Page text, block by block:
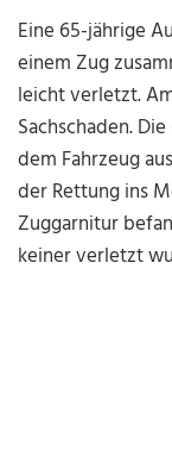
Eine 65-jährige
einem Zug
leicht verletzt.
Sachschaden.
dem Fahrzeug
der Rettung ins
Zuggarnitur
keiner verletzt